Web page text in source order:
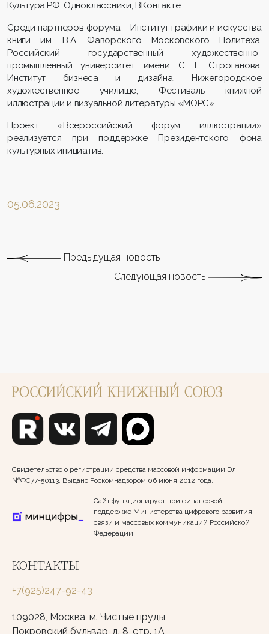
Культура.РФ, Одноклассники, ВКонтакте.
Среди партнеров форума – Институт графики и искусства
книги им. В.А. Фаворского Московского Политеха,
Российский государственный художественно-
промышленный университет имени С. Г. Строганова,
Институт бизнеса и дизайна, Нижегородское
художественное училище, Фестиваль книжной
иллюстрации и визуальной литературы «МОРС».
Проект «Всероссийский форум иллюстрации»
реализуется при поддержке Президентского фона
культурных инициатив.
05.06.2023
Предыдущая новость
Следующая новость
Свидетельство о регистрации средства массовой информации Эл
№ФС77-50113. Выдано Роскомнадзором 06 июня 2012 года.
Сайт функционирует при финансовой
поддержке Министерства цифрового развития,
связи и массовых коммуникаций Российской
Федерации.
КОНТАКТЫ
+7(925)247-92-43
109028, Москва, м. Чистые пруды,
Покровский бульвар, д. 8, стр. 1А